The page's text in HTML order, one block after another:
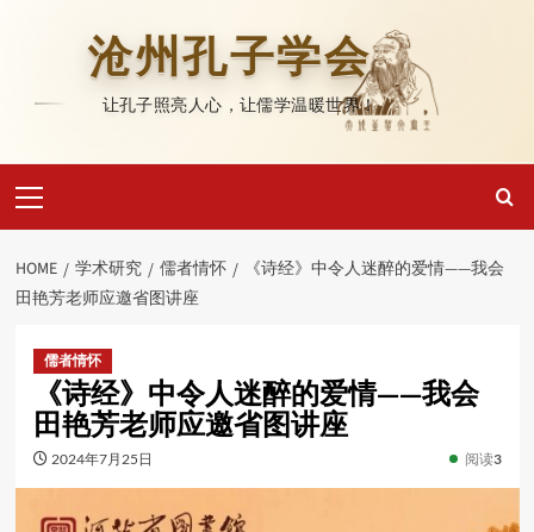
沧州孔子学会
让孔子照亮人心，让儒学温暖世界！
Menu
HOME 学术研究 儒者情怀
《诗经》中令人迷醉的爱情——我会
田艳芳老师应邀省图讲座
儒者情怀
《诗经》中令人迷醉的爱情——我会
田艳芳老师应邀省图讲座
2024年7月25日 阅读3